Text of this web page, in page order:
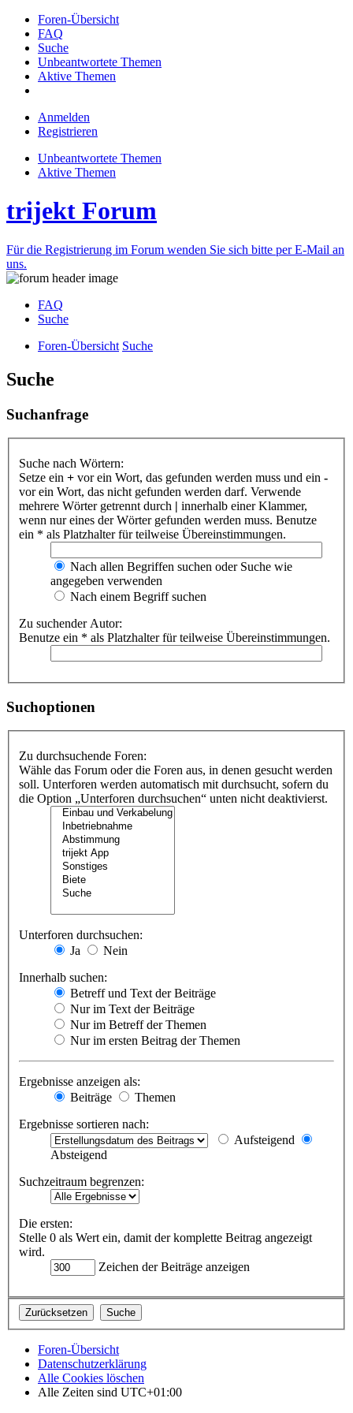
Foren-Übersicht
FAQ
Suche
Unbeantwortete Themen
Aktive Themen
Anmelden
Registrieren
Unbeantwortete Themen
Aktive Themen
trijekt Forum
Für die Registrierung im Forum wenden Sie sich bitte per E-Mail an
uns.
FAQ
Suche
Foren-Übersicht Suche
Suche
Suchanfrage
Suche nach Wörtern:
Setze ein + vor ein Wort, das gefunden werden muss und ein -
vor ein Wort, das nicht gefunden werden darf. Verwende
mehrere Wörter getrennt durch | innerhalb einer Klammer,
wenn nur eines der Wörter gefunden werden muss. Benutze
ein * als Platzhalter für teilweise Übereinstimmungen.
Nach allen Begriffen suchen oder Suche wie
angegeben verwenden
Nach einem Begriff suchen
Zu suchender Autor:
Benutze ein * als Platzhalter für teilweise Übereinstimmungen.
Suchoptionen
Zu durchsuchende Foren:
Wähle das Forum oder die Foren aus, in denen gesucht werden
soll. Unterforen werden automatisch mit durchsucht, sofern du
die Option „Unterforen durchsuchen“ unten nicht deaktivierst.
Unterforen durchsuchen:
Ja
Nein
Innerhalb suchen:
Betreff und Text der Beiträge
Nur im Text der Beiträge
Nur im Betreff der Themen
Nur im ersten Beitrag der Themen
Ergebnisse anzeigen als:
Beiträge
Themen
Ergebnisse sortieren nach:
Aufsteigend
Absteigend
Suchzeitraum begrenzen:
Die ersten:
Stelle 0 als Wert ein, damit der komplette Beitrag angezeigt
wird.
Zeichen der Beiträge anzeigen
Foren-Übersicht
Datenschutzerklärung
Alle Cookies löschen
Alle Zeiten sind UTC+01:00